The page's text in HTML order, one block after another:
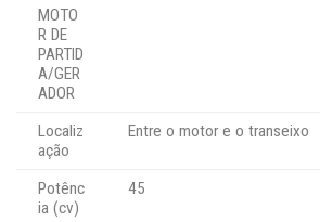
MOTO
R DE
PARTID
A/GER
ADOR
Localiz
ação
Entre o motor e o transeixo
Potênc
ia (cv)
45